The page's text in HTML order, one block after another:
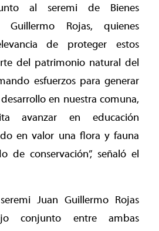
al seremi de Bienes
Guillermo Rojas, quienes
de proteger estos
del patrimonio natural del
esfuerzos para generar
en nuestra comuna,
avanzar en educación
en valor una flora y fauna
de conservación”, señaló el
Juan Guillermo Rojas
conjunto entre ambas